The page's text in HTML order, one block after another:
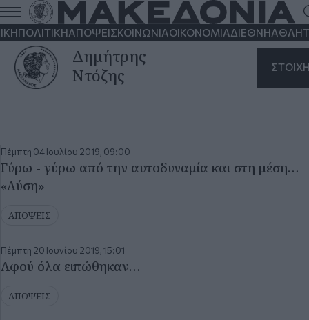
ΠΟΛΙΤΙΚΗΑΠΟΨΕΙΣΚΟΙΝΩΝΙΑΟΙΚΟΝΟΜΙΑΔΙΕΘΝΗ
Δημήτρης
Ντόζης
Πέμπτη 04 Ιουλίου 2019, 09:00
Γύρω - γύρω από την αυτοδυναμία και στη μέση…
«Λύση»
ΑΠΟΨΕΙΣ
Πέμπτη 20 Ιουνίου 2019, 15:01
Αφού όλα ειπώθηκαν…
ΑΠΟΨΕΙΣ